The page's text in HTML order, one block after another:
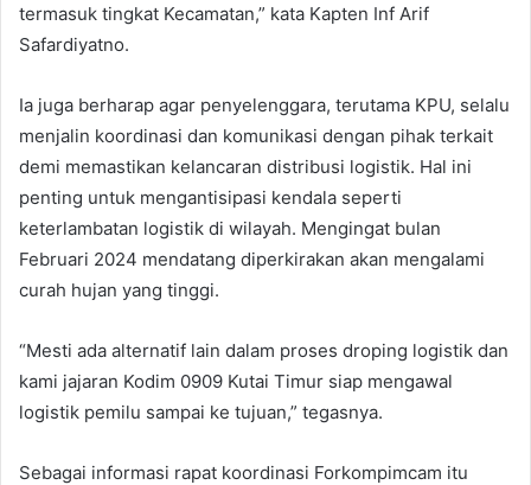
termasuk tingkat Kecamatan,” kata Kapten Inf Arif
Safardiyatno.
Ia juga berharap agar penyelenggara, terutama KPU, selalu
menjalin koordinasi dan komunikasi dengan pihak terkait
demi memastikan kelancaran distribusi logistik. Hal ini
penting untuk mengantisipasi kendala seperti
keterlambatan logistik di wilayah. Mengingat bulan
Februari 2024 mendatang diperkirakan akan mengalami
curah hujan yang tinggi.
“Mesti ada alternatif lain dalam proses droping logistik dan
kami jajaran Kodim 0909 Kutai Timur siap mengawal
logistik pemilu sampai ke tujuan,” tegasnya.
Sebagai informasi rapat koordinasi Forkompimcam itu